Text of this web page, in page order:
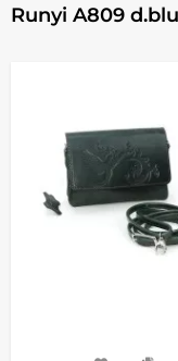
Runyi A809